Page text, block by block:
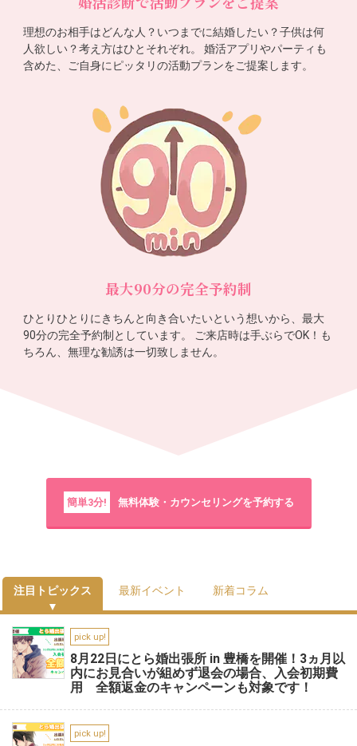
理想のお相手はどんな人？いつまでに結婚したい？子供は何
人欲しい？考え方はひとそれぞれ。 婚活アプリやパーティも
含めた、ご自身にピッタリの活動プランをご提案します。
最大90分の完全予約制
ひとりひとりにきちんと向き合いたいという想いから、最大
90分の完全予約制としています。 ご来店時は手ぶらでOK！も
ちろん、無理な勧誘は一切致しません。
簡単3分! 無料体験・カウンセリングを予約する
注目トピックス 最新イベント 新着コラム
pick up!
8月22日にとら婚出張所 in 豊橋を開催！3ヵ月以
内にお見合いが組めず退会の場合、入会初期費
用 全額返金のキャンペーンも対象です！
pick up!